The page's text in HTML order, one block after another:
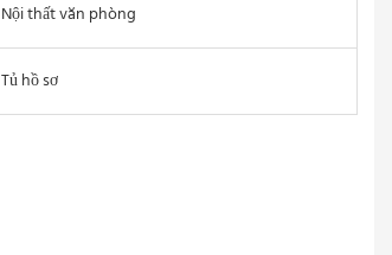
Nội thất văn phòng
Tủ hồ sơ